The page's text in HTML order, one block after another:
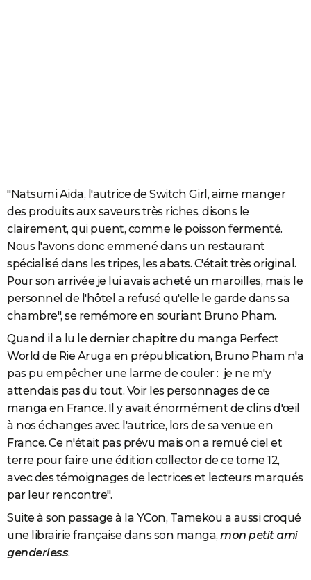
"Natsumi Aida, l'autrice de Switch Girl, aime manger
des produits aux saveurs très riches, disons le
clairement, qui puent, comme le poisson fermenté.
Nous l'avons donc emmené dans un restaurant
spécialisé dans les tripes, les abats. C'était très original.
Pour son arrivée je lui avais acheté un maroilles, mais le
personnel de l'hôtel a refusé qu'elle le garde dans sa
chambre", se remémore en souriant Bruno Pham.
Quand il a lu le dernier chapitre du manga Perfect
World de Rie Aruga en prépublication, Bruno Pham n'a
pas pu empêcher une larme de couler : je ne m'y
attendais pas du tout. Voir les personnages de ce
manga en France. Il y avait énormément de clins d'œil
à nos échanges avec l'autrice, lors de sa venue en
France. Ce n'était pas prévu mais on a remué ciel et
terre pour faire une édition collector de ce tome 12,
avec des témoignages de lectrices et lecteurs marqués
par leur rencontre".
Suite à son passage à la YCon, Tamekou a aussi croqué
une librairie française dans son manga, mon petit ami
genderless.